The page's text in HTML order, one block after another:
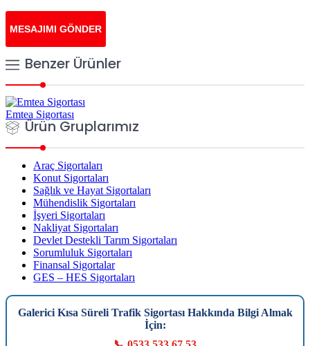
Benzer Ürünler
Emtea Sigortası
Ürün Gruplarımız
Araç Sigortaları
Konut Sigortaları
Sağlık ve Hayat Sigortaları
Mühendislik Sigortaları
İşyeri Sigortaları
Nakliyat Sigortaları
Devlet Destekli Tarım Sigortaları
Sorumluluk Sigortaları
Finansal Sigortalar
GES – HES Sigortaları
Galerici Kısa Süreli Trafik Sigortası Hakkında Bilgi Almak
İçin: